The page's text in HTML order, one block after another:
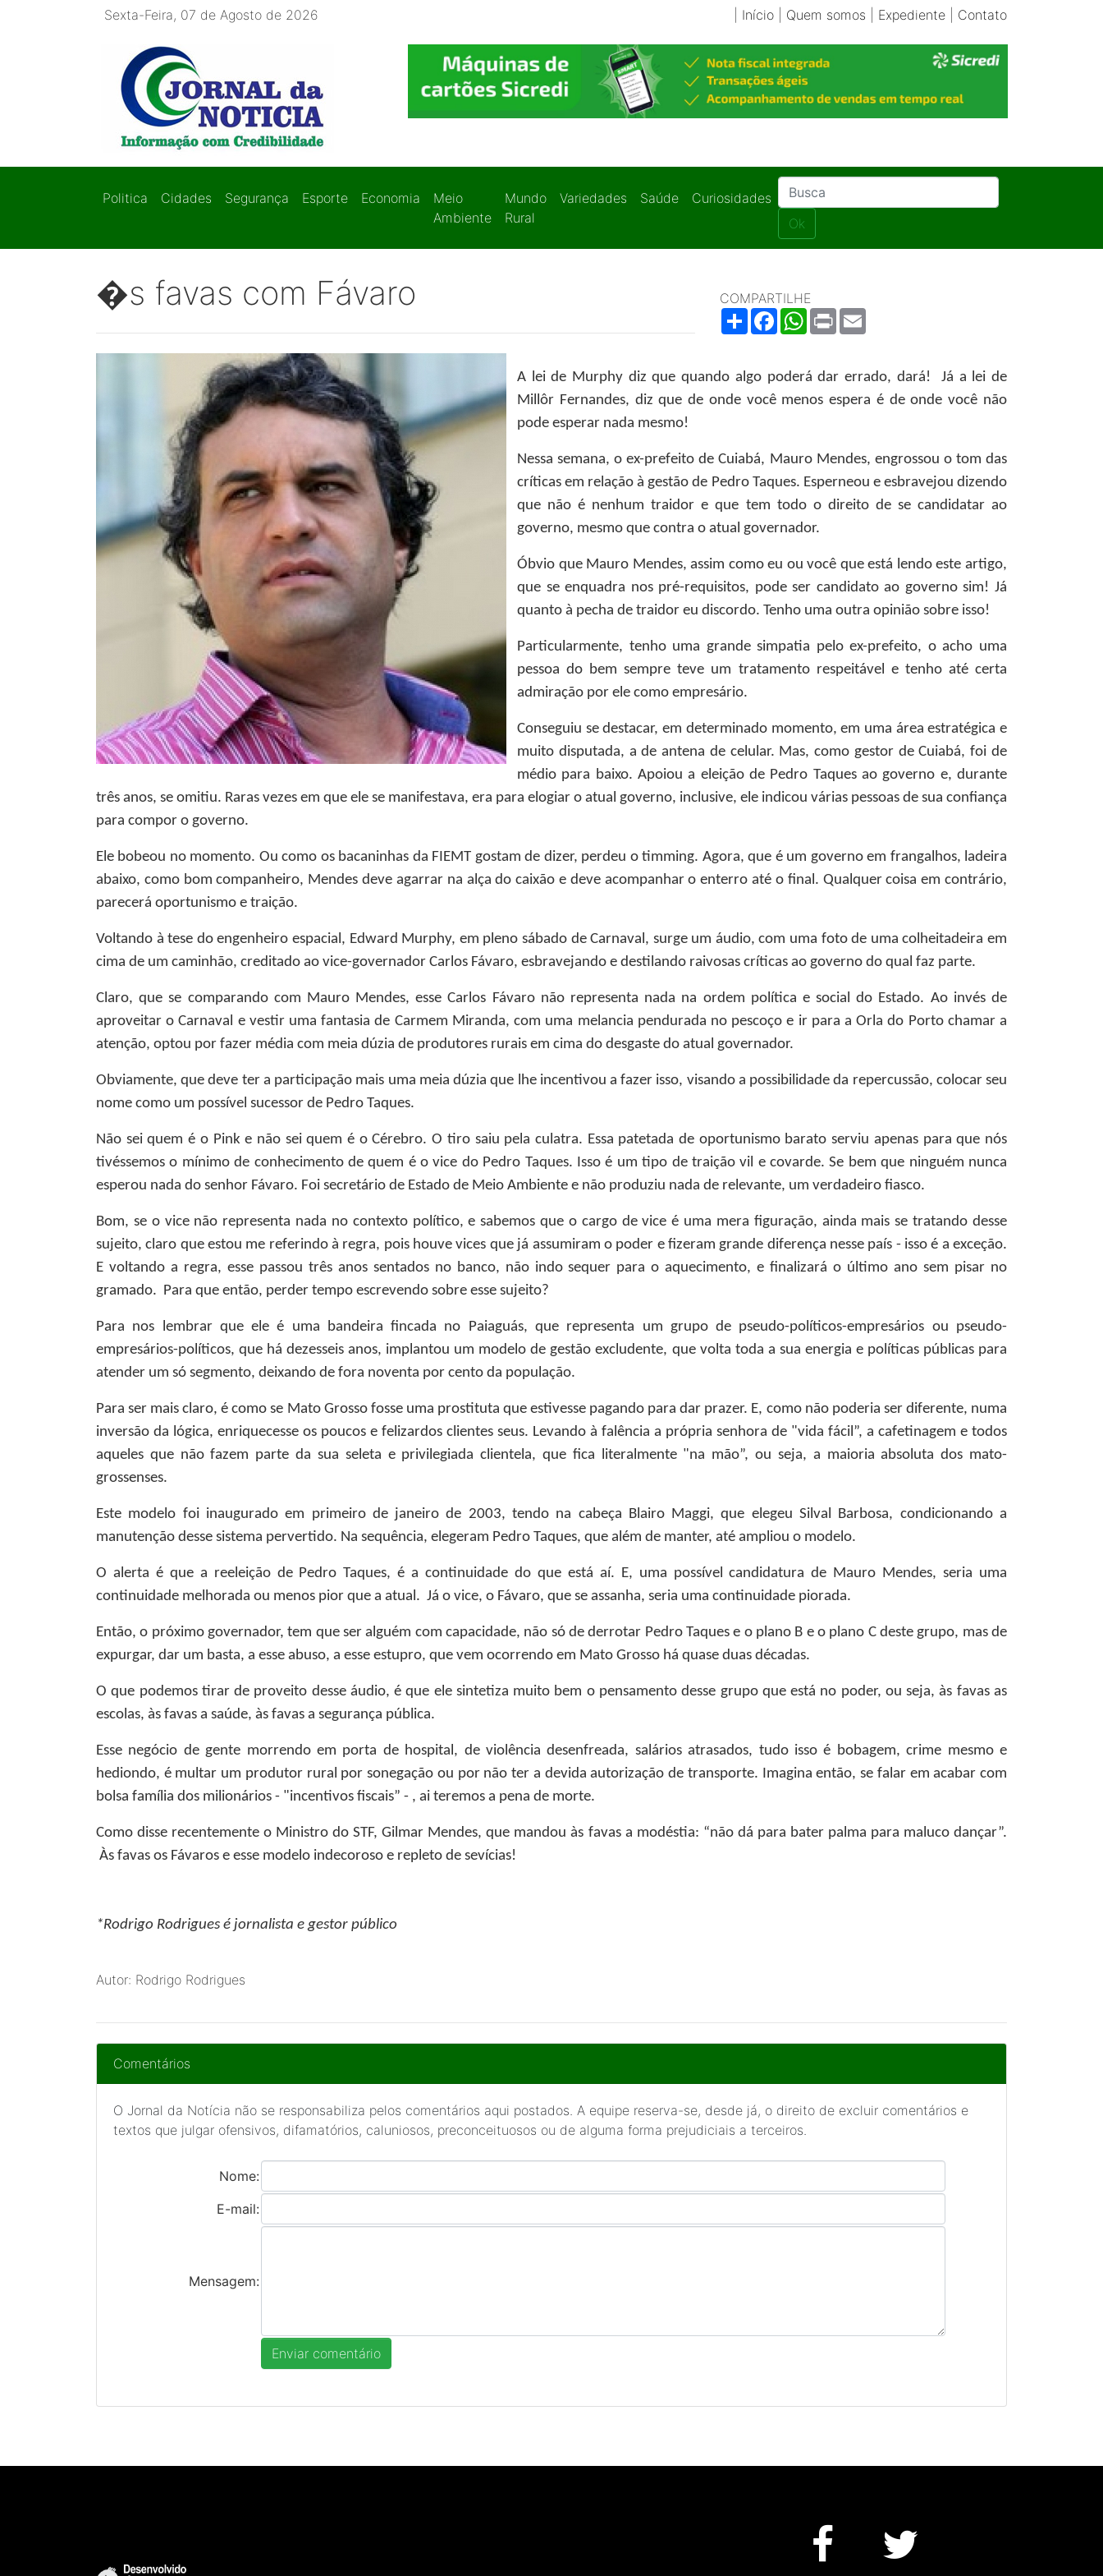
Sexta-Feira, 07 de Agosto de 2026 Início| Quem somos Expediente| Contato
Politica Cidades Segurança Esporte Economia
Meio
Ambiente
Mundo
Rural
Variedades Saúde
Curiosidades
Ok
�s favas com Fávaro
COMPARTILHE
ShareFacebookWhatsApp
Print
A lei de Murphy diz que quando algo poderá dar errado, dará! Já a lei de
Millôr Fernandes, diz que de onde você menos espera é de onde você não
pode esperar nada mesmo!
Nessa semana, o ex-prefeito de Cuiabá, Mauro Mendes, engrossou o tom das
críticas em relação à gestão de Pedro Taques. Esperneou e esbravejou dizendo
que não é nenhum traidor e que tem todo o direito de se candidatar ao
governo, mesmo que contra o atual governador.
Óbvio que Mauro Mendes, assim como eu ou você que está lendo este artigo,
que se enquadra nos pré-requisitos, pode ser candidato ao governo sim! Já
quanto à pecha de traidor eu discordo. Tenho uma outra opinião sobre isso!
Particularmente, tenho uma grande simpatia pelo ex-prefeito, o acho uma
pessoa do bem sempre teve um tratamento respeitável e tenho até certa
admiração por ele como empresário.
Conseguiu se destacar, em determinado momento, em uma área estratégica e
muito disputada, a de antena de celular. Mas, como gestor de Cuiabá, foi de
médio para baixo. Apoiou a eleição de Pedro Taques ao governo e, durante
três anos, se omitiu. Raras vezes em que ele se manifestava, era para elogiar o atual governo, inclusive, ele indicou várias pessoas de sua confiança
para compor o governo.
Ele bobeou no momento. Ou como os bacaninhas da FIEMT gostam de dizer, perdeu o timming. Agora, que é um governo em frangalhos, ladeira
abaixo, como bom companheiro, Mendes deve agarrar na alça do caixão e deve acompanhar o enterro até o final. Qualquer coisa em contrário,
parecerá oportunismo e traição.
Voltando à tese do engenheiro espacial, Edward Murphy, em pleno sábado de Carnaval, surge um áudio, com uma foto de uma colheitadeira em
cima de um caminhão, creditado ao vice-governador Carlos Fávaro, esbravejando e destilando raivosas críticas ao governo do qual faz parte.
Claro, que se comparando com Mauro Mendes, esse Carlos Fávaro não representa nada na ordem política e social do Estado. Ao invés de
aproveitar o Carnaval e vestir uma fantasia de Carmem Miranda, com uma melancia pendurada no pescoço e ir para a Orla do Porto chamar a
atenção, optou por fazer média com meia dúzia de produtores rurais em cima do desgaste do atual governador.
Obviamente, que deve ter a participação mais uma meia dúzia que lhe incentivou a fazer isso, visando a possibilidade da repercussão, colocar seu
nome como um possível sucessor de Pedro Taques.
Não sei quem é o Pink e não sei quem é o Cérebro. O tiro saiu pela culatra. Essa patetada de oportunismo barato serviu apenas para que nós
tivéssemos o mínimo de conhecimento de quem é o vice do Pedro Taques. Isso é um tipo de traição vil e covarde. Se bem que ninguém nunca
esperou nada do senhor Fávaro. Foi secretário de Estado de Meio Ambiente e não produziu nada de relevante, um verdadeiro fiasco.
Bom, se o vice não representa nada no contexto político, e sabemos que o cargo de vice é uma mera figuração, ainda mais se tratando desse
sujeito, claro que estou me referindo à regra, pois houve vices que já assumiram o poder e fizeram grande diferença nesse país - isso é a exceção.
E voltando a regra, esse passou três anos sentados no banco, não indo sequer para o aquecimento, e finalizará o último ano sem pisar no
gramado. Para que então, perder tempo escrevendo sobre esse sujeito?
Para nos lembrar que ele é uma bandeira fincada no Paiaguás, que representa um grupo de pseudo-políticos-empresários ou pseudo-
empresários-políticos, que há dezesseis anos, implantou um modelo de gestão excludente, que volta toda a sua energia e políticas públicas para
atender um só segmento, deixando de fora noventa por cento da população.
Para ser mais claro, é como se Mato Grosso fosse uma prostituta que estivesse pagando para dar prazer. E, como não poderia ser diferente, numa
inversão da lógica, enriquecesse os poucos e felizardos clientes seus. Levando à falência a própria senhora de "vida fácil”, a cafetinagem e todos
aqueles que não fazem parte da sua seleta e privilegiada clientela, que fica literalmente "na mão”, ou seja, a maioria absoluta dos mato-
grossenses.
Este modelo foi inaugurado em primeiro de janeiro de 2003, tendo na cabeça Blairo Maggi, que elegeu Silval Barbosa, condicionando a
manutenção desse sistema pervertido. Na sequência, elegeram Pedro Taques, que além de manter, até ampliou o modelo.
O alerta é que a reeleição de Pedro Taques, é a continuidade do que está aí. E, uma possível candidatura de Mauro Mendes, seria uma
continuidade melhorada ou menos pior que a atual. Já o vice, o Fávaro, que se assanha, seria uma continuidade piorada.
Então, o próximo governador, tem que ser alguém com capacidade, não só de derrotar Pedro Taques e o plano B e o plano C deste grupo, mas de
expurgar, dar um basta, a esse abuso, a esse estupro, que vem ocorrendo em Mato Grosso há quase duas décadas.
O que podemos tirar de proveito desse áudio, é que ele sintetiza muito bem o pensamento desse grupo que está no poder, ou seja, às favas as
escolas, às favas a saúde, às favas a segurança pública.
Esse negócio de gente morrendo em porta de hospital, de violência desenfreada, salários atrasados, tudo isso é bobagem, crime mesmo e
hediondo, é multar um produtor rural por sonegação ou por não ter a devida autorização de transporte. Imagina então, se falar em acabar com
bolsa família dos milionários - "incentivos fiscais” - , ai teremos a pena de morte.
Como disse recentemente o Ministro do STF, Gilmar Mendes, que mandou às favas a modéstia: “não dá para bater palma para maluco dançar”.
Às favas os Fávaros e esse modelo indecoroso e repleto de sevícias!
*Rodrigo Rodrigues é jornalista e gestor público
Autor: Rodrigo Rodrigues
Comentários
O Jornal da Notícia não se responsabiliza pelos comentários aqui postados. A equipe reserva-se, desde já, o direito de excluir comentários e
textos que julgar ofensivos, difamatórios, caluniosos, preconceituosos ou de alguma forma prejudiciais a terceiros.
Nome:
E-mail:
Mensagem: